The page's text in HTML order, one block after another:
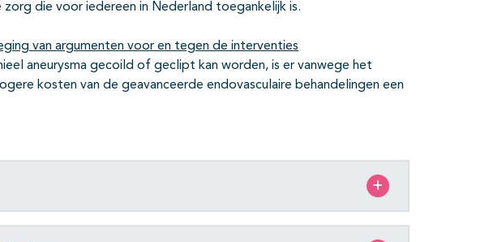
die voor iedereen in Nederland toegankelijk is.
van argumenten voor en tegen de interventies
aneurysma gecoild of geclipt kan worden, is er vanwege het
kosten van de geavanceerde endovasculaire behandelingen een